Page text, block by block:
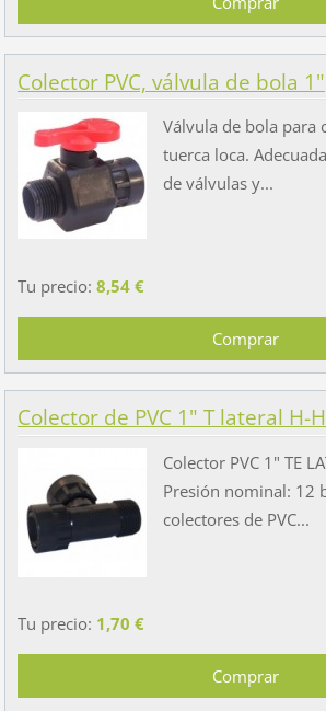
Colector PVC, válvula de bola 1"
Válvula de bola para
tuerca loca.
de válvulas y...
Tu precio: 8,54 €
Colector de PVC 1" T lateral H-
Colector PVC 1" TE
Presión nominal: 12
colectores de PVC...
Tu precio: 1,70 €